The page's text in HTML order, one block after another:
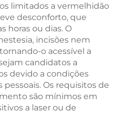
limitados a vermelhidão
desconforto, que
horas ou dias. O
incisões nem
o acessível a
candidatos a
devido a condições
Os requisitos de
são mínimos em
a laser ou de